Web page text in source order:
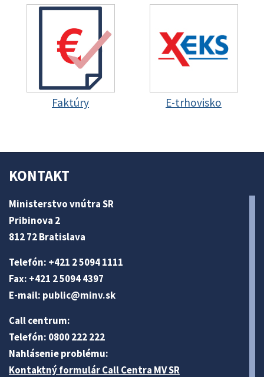
Faktúry E-trhovisko
KONTAKT
Ministerstvo vnútra SR
Pribinova 2
812 72 Bratislava
Telefón: +421 2 5094 1111
Fax: +421 2 5094 4397
E-mail: public@minv.sk
Call centrum:
Telefón: 0800 222 222
Nahlásenie problému:
Kontaktný formulár Call Centra MV SR